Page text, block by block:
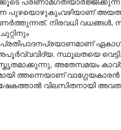
പുഴയൊഴുകുംവഴിയാണ്
നിരവധി
സ്ഥൂലതയെ
അതേസമയം
ത്തന്നെയാണ് വാഗ്ഗേയകാരന്‍
വിലസിതനായി